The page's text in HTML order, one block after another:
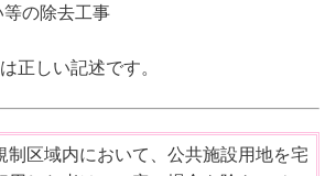
の除去工事
正しい記述です。
制区域内において、公共施設用地を宅